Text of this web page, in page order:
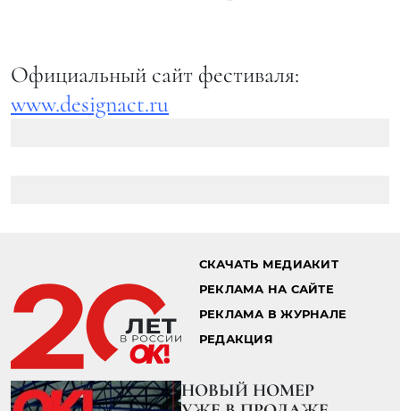
Официальный сайт фестиваля:
www.designact.ru
СКАЧАТЬ МЕДИАКИТ
РЕКЛАМА НА САЙТЕ
РЕКЛАМА В ЖУРНАЛЕ
РЕДАКЦИЯ
НОВЫЙ НОМЕР